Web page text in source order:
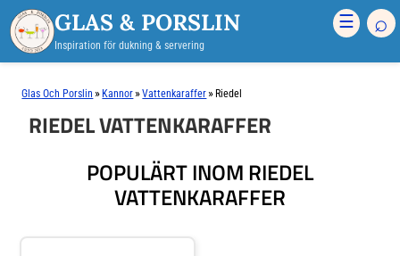
GLAS & PORSLIN
Inspiration för dukning & servering
☰ ⌕
Glas Och Porslin » Kannor »Vattenkaraffer » Riedel
RIEDEL VATTENKARAFFER
POPULÄRT INOM RIEDEL
VATTENKARAFFER